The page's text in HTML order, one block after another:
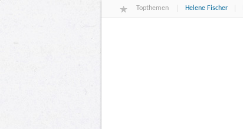
Topthemen Helene Fischer